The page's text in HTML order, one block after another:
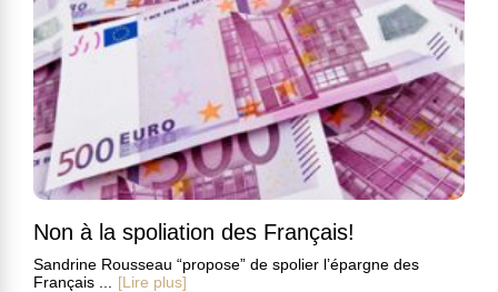
Non à la spoliation des Français!
Sandrine Rousseau “propose” de spolier l’épargne des
Français ...
[Lire plus]